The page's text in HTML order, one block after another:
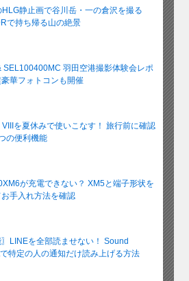
HLG静止画で谷川岳・一の倉沢を撮る
で持ち帰る山の絶景
SEL100400MC 羽田空港撮影体験会レポ
華フォトコンも開催
を夏休みで使いこなす！ 旅行前に確認
の便利機能
が充電できない？ XM5と端子形状を
お手入れ方法を確認
〗LINEを全部読ませない！ Sound
特定の人の通知だけ読み上げる方法